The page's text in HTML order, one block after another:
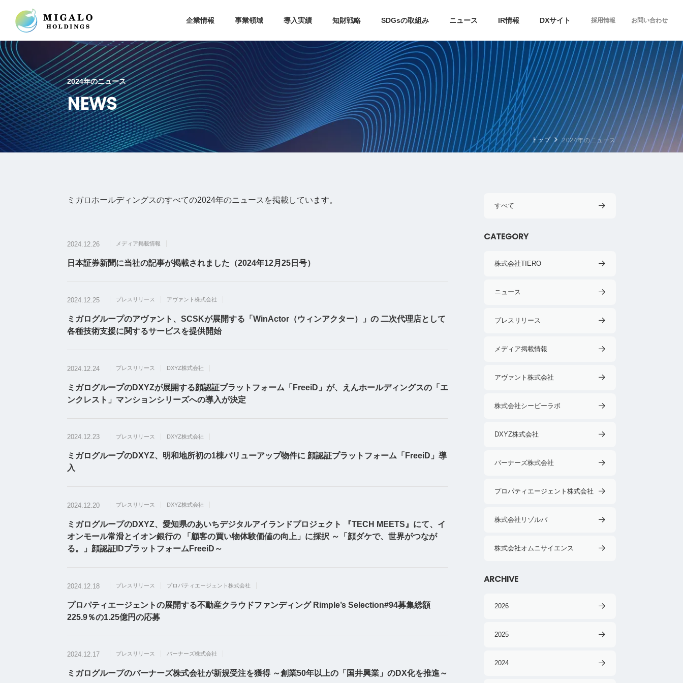
企業情報 事業領域 導入実績 知財戦略 SDGsの取組み ニュース IR情報 DXサイト 採用情報 お問い合わせ
2024年のニュース
NEWS
トップ 2024年のニュース
ミガロホールディングスのすべての2024年のニュースを掲載しています。
2024.12.26 メディア掲載情報
日本証券新聞に当社の記事が掲載されました（2024年12月25日号）
2024.12.25 プレスリリース アヴァント株式会社
ミガログループのアヴァント、SCSKが展開する「WinActor（ウィンアクター）」の 二次代理店として
各種技術支援に関するサービスを提供開始
2024.12.24 プレスリリース DXYZ株式会社
ミガログループのDXYZが展開する顔認証プラットフォーム「FreeiD」が、えんホールディングスの「エ
ンクレスト」マンションシリーズへの導入が決定
2024.12.23 プレスリリース DXYZ株式会社
ミガログループのDXYZ、明和地所初の1棟バリューアップ物件に 顔認証プラットフォーム「FreeiD」導
入
2024.12.20 プレスリリース DXYZ株式会社
ミガログループのDXYZ、愛知県のあいちデジタルアイランドプロジェクト 『TECH MEETS』にて、イ
オンモール常滑とイオン銀行の 「顧客の買い物体験価値の向上」に採択 ～「顔ダケで、世界がつなが
る。」顔認証IDプラットフォームFreeiD～
2024.12.18 プレスリリース プロパティエージェント株式会社
プロパティエージェントの展開する不動産クラウドファンディング Rimple’s Selection#94募集総額
225.9％の1.25億円の応募
2024.12.17 プレスリリース バーナーズ株式会社
ミガログループのバーナーズ株式会社が新規受注を獲得 ～創業50年以上の「国井興業」のDX化を推進～
すべて
CATEGORY
株式会社TIERO
ニュース
プレスリリース
メディア掲載情報
アヴァント株式会社
株式会社シービーラボ
DXYZ株式会社
バーナーズ株式会社
プロパティエージェント株式会社
株式会社リゾルバ
株式会社オムニサイエンス
ARCHIVE
2026
2025
2024